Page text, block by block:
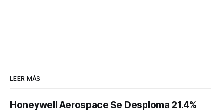
LEER MÁS
Honeywell Aerospace Se Desploma 21.4%